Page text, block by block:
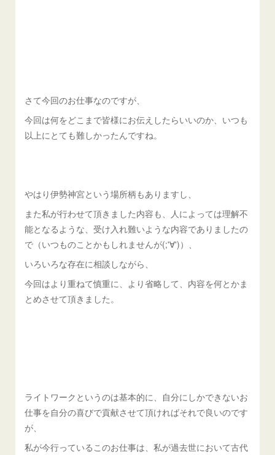
さて今回のお仕事なのですが、
今回は何をどこまで皆様にお伝えしたらいいのか、いつも
以上にとても難しかったんですね。
やはり伊勢神宮という場所柄もありますし、
また私が行わせて頂きました内容も、人によっては理解不
能となるような、受け入れ難いような内容でありましたの
で（いつものことかもしれませんが(;'∀')）、
いろいろな存在に相談しながら、
今回はより重ねて慎重に、より省略して、内容を何とかま
とめさせて頂きました。
ライトワークというのは基本的に、自分にしかできないお
仕事を自分の喜びで貢献させて頂ければそれで良いのです
が、
私が今行っているこのお仕事は、私が過去世において古代